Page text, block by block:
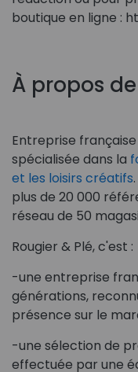
boutique en ligne :
À propos
Entreprise
spécialisée dans la
et les loisirs créatifs
plus de 20 000
réseau de 50
Rougier & Plé, c'est :
-une entreprise
générations,
présence sur le
-une sélection de
effectuée par une